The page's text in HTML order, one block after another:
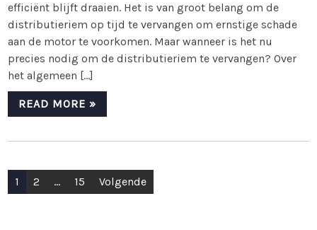
efficiënt blijft draaien. Het is van groot belang om de
distributieriem op tijd te vervangen om ernstige schade
aan de motor te voorkomen. Maar wanneer is het nu
precies nodig om de distributieriem te vervangen? Over
het algemeen […]
READ MORE »
Berichten
1 2 … 15 Volgende